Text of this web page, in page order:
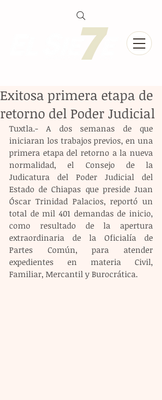
Exitosa primera etapa de
retorno del Poder Judicial
Tuxtla.- A dos semanas de que
iniciaran los trabajos previos, en una
primera etapa del retorno a la nueva
normalidad, el Consejo de la
Judicatura del Poder Judicial del
Estado de Chiapas que preside Juan
Óscar Trinidad Palacios, reportó un
total de mil 401 demandas de inicio,
como resultado de la apertura
extraordinaria de la Oficialía de
Partes Común, para atender
expedientes en materia Civil,
Familiar, Mercantil y Burocrática.